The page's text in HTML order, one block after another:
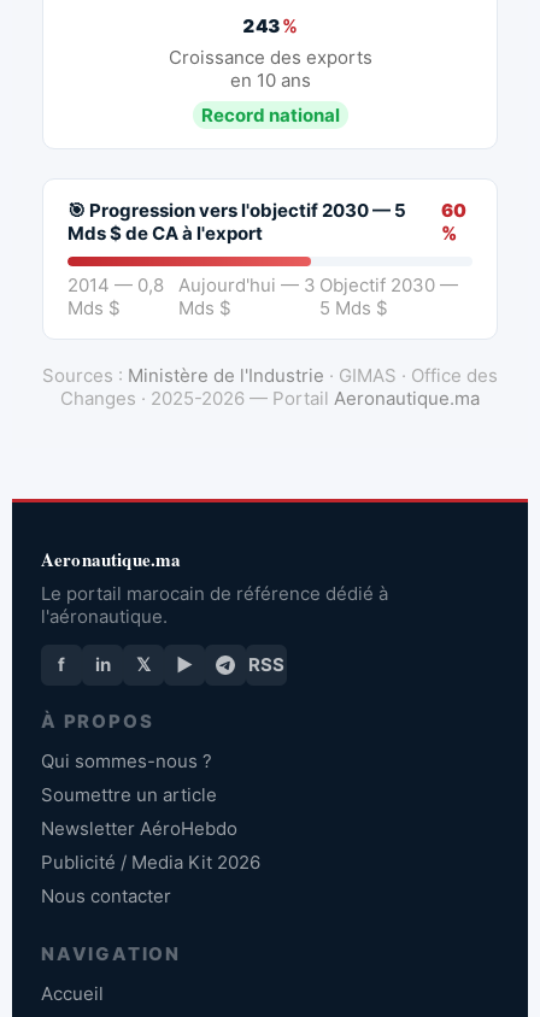
243%
Croissance des exports
en 10 ans
Record national
🎯 Progression vers l'objectif 2030 — 5
Mds $ de CA à l'export
60
%
2014 — 0,8
Mds $
Aujourd'hui — 3
Mds $
Objectif 2030 —
5 Mds $
Sources : Ministère de l'Industrie · GIMAS · Office des
Changes · 2025-2026 — Portail Aeronautique.ma
Aeronautique.ma
Le portail marocain de référence dédié à
l'aéronautique.
f in 𝕏 ▶ RSS
À PROPOS
Qui sommes-nous ?
Soumettre un article
Newsletter AéroHebdo
Publicité / Media Kit 2026
Nous contacter
NAVIGATION
Accueil